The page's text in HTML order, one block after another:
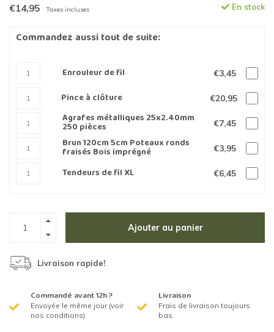
€14,95 Taxes incluses En stock
Commandez aussi tout de suite:
Enrouleur de fil €3,45
Pince à clôture €20,95
Agrafes métalliques 25x2.40mm
250 pièces €7,45
Brun 120cm 5cm Poteaux ronds
fraisés Bois imprégné €3,95
Tendeurs de fil XL €6,45
Ajouter au panier
Livraison rapide!
Commandé avant 12h ?
Envoyée le même jour (voir
nos conditions)
Livraison
Frais de livraison toujours
bas